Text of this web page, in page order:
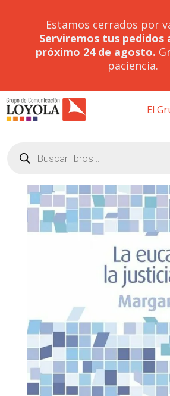
Estamos cerrados por
Serviremos tus pedidos
próximo 24 de agosto.
paciencia.
El
productos